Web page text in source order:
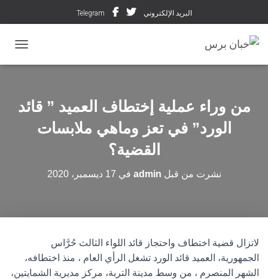
البريد الإلكتروني Telegram
من وراء عملية إختطاف العميد ” قائد
الورد” في تعز وماهي ملابسات
القضية؟
نشرت من قبل admin في 17 ديسمبر، 2020
لاتزال قضية اختطاف واحتجاز قائد اللواء الثالث حُرَّاس
الجمهورية، العميد قائد الورد تشغل الرأي العام ، منذ اختطافه،
الشهر المنصرم ، من وسط مدينة التربة، مركز مديرية الشمايتين،